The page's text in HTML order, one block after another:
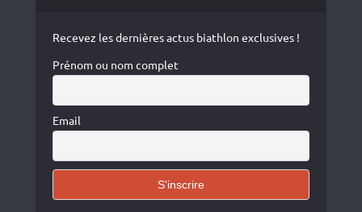
Recevez les dernières actus biathlon exclusives !
Prénom ou nom complet
Email